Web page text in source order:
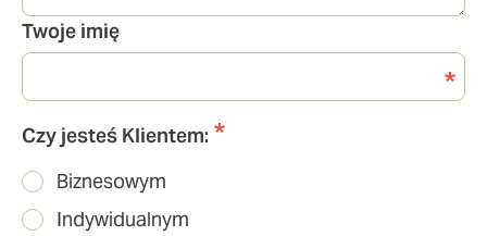
Twoje imię
Czy jesteś Klientem:
Biznesowym
Indywidualnym